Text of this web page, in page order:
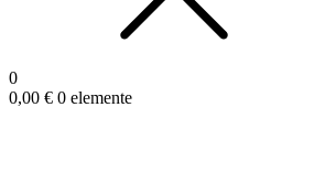
0
0,00 € 0 elemente